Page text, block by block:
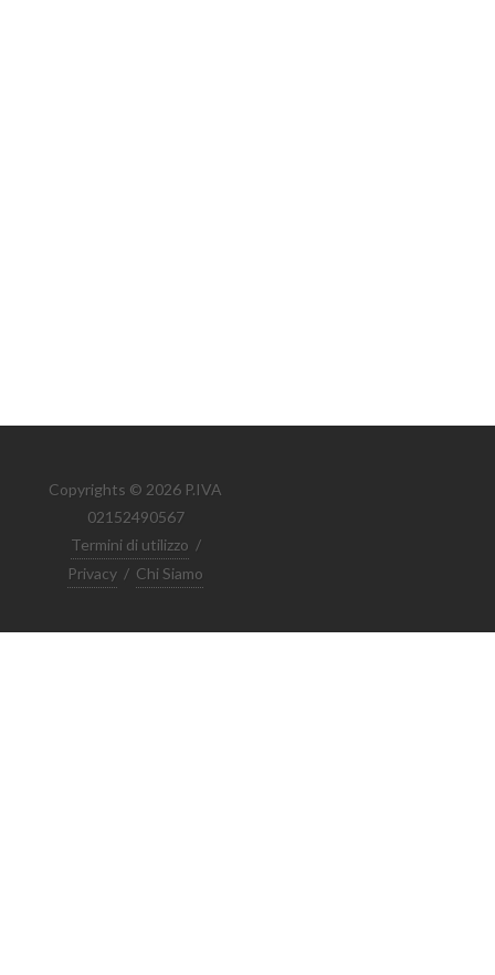
Copyrights © 2026 P.IVA
02152490567
Termini di utilizzo /
Privacy / Chi Siamo